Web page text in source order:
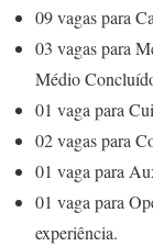
09 vagas para
03 vagas para
Médio
01 vaga para
02 vagas para
01 vaga para
01 vaga para
experiência.